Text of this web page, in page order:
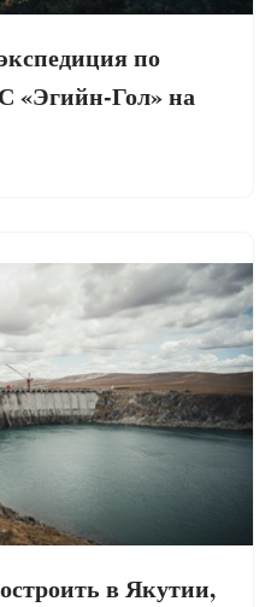
по
«Эгийн-Гол» на
в Якутии,